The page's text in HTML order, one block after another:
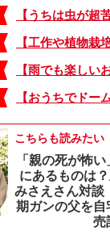
こちらも読みたい
「親の死が怖
にあるものは
みさえさん対談
期ガンの父を
売